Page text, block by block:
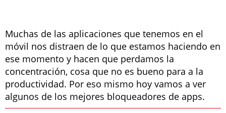
Muchas de las aplicaciones que tenemos en el
móvil nos distraen de lo que estamos haciendo en
ese momento y hacen que perdamos la
concentración, cosa que no es bueno para a la
productividad. Por eso mismo hoy vamos a ver
algunos de los mejores bloqueadores de apps.